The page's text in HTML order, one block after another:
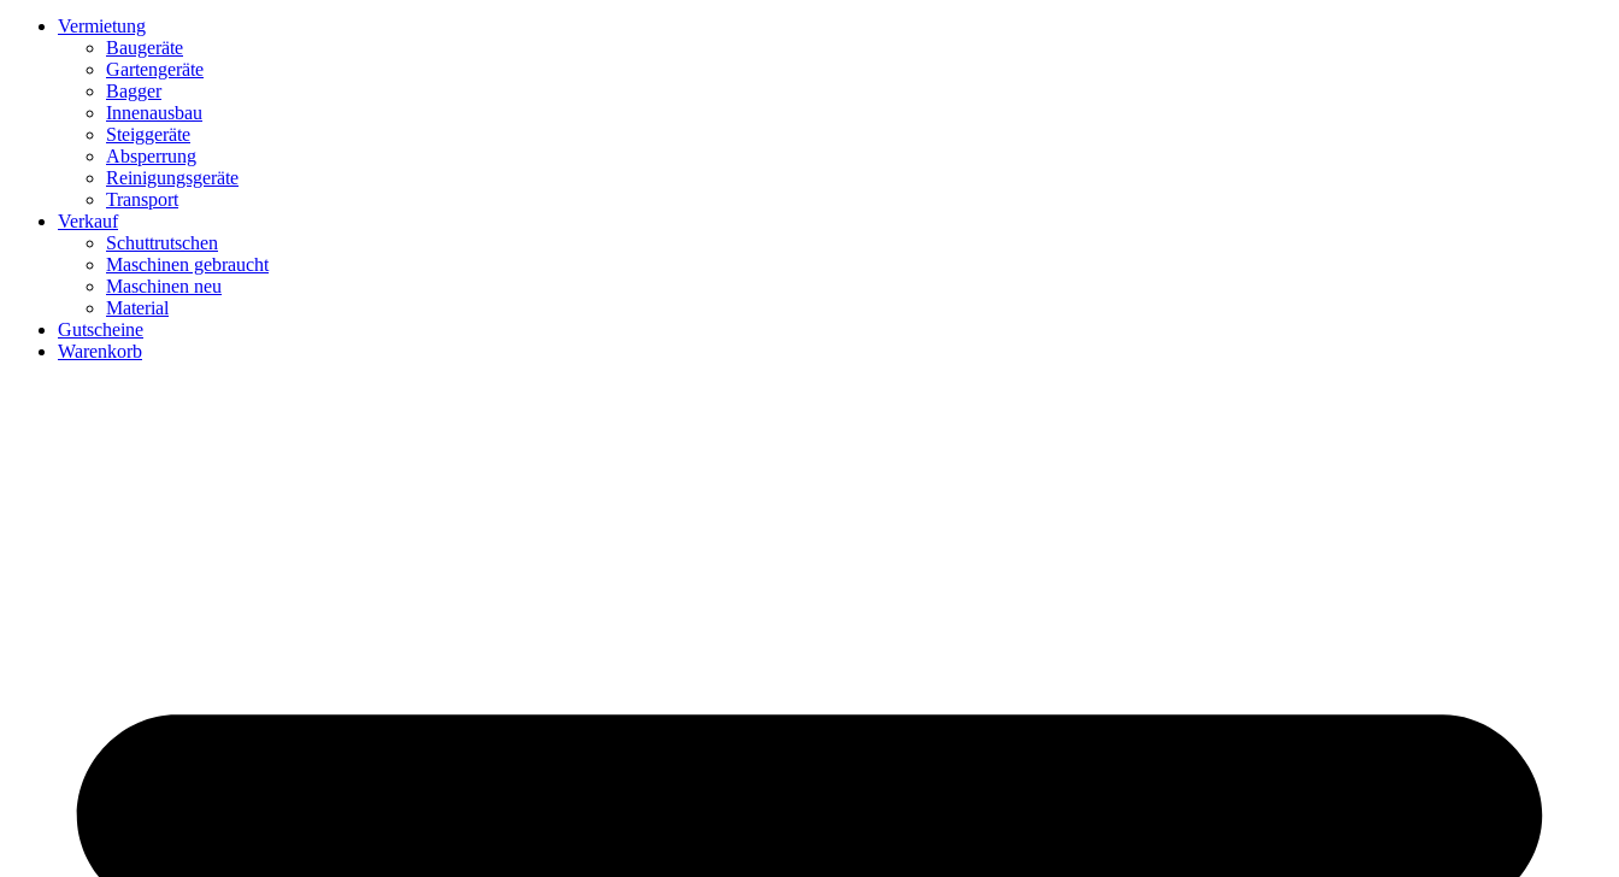
Vermietung
Baugeräte
Gartengeräte
Bagger
Innenausbau
Steiggeräte
Absperrung
Reinigungsgeräte
Transport
Verkauf
Schuttrutschen
Maschinen gebraucht
Maschinen neu
Material
Gutscheine
Warenkorb